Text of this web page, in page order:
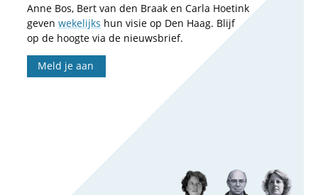
Anne Bos, Bert van den Braak en Carla Hoetink
geven wekelijks hun visie op Den Haag. Blijf
op de hoogte via de nieuwsbrief.
Meld je aan